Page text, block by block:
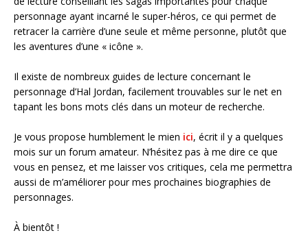
personnage ayant incarné le super-héros, ce qui permet de
retracer la carrière d’une seule et même personne, plutôt que
les aventures d’une « icône ».
Il existe de nombreux guides de lecture concernant le
personnage d’Hal Jordan, facilement trouvables sur le net en
tapant les bons mots clés dans un moteur de recherche.
Je vous propose humblement le mien ici, écrit il y a quelques
mois sur un forum amateur. N’hésitez pas à me dire ce que
vous en pensez, et me laisser vos critiques, cela me permettra
aussi de m’améliorer pour mes prochaines biographies de
personnages.
À bientôt !